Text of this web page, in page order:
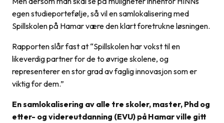
egen studieportefølje, så vil en samlokalisering med
Spillskolen på Hamar være den klart foretrukne løsningen.
Rapporten slår fast at “Spillskolen har vokst til en
likeverdig partner for de to øvrige skolene, og
representerer en stor grad av faglig innovasjon som er
viktig for dem.”
En samlokalisering av alle tre skoler, master, Phd og
etter- og videreutdanning (EVU) på Hamar ville gitt